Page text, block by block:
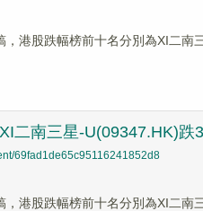
，港股跌幅榜前十名分別為XI二
二南三星-U(09347.HK)
69fad1de65c95116241852d8
，港股跌幅榜前十名分別為XI二